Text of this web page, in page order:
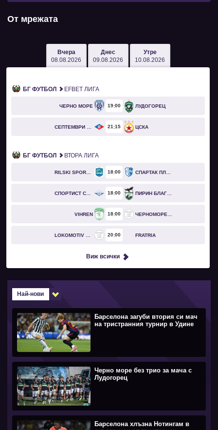
От мрежата
Вчера
08.08.2026
Днес
09.08.2026
Утре
10.08.2026
БГ ФУТБОЛ EFBET ЛИГА
ЧЕРНО МОРЕ 19 00 ЛУДОГОРЕЦ
21 15 ЦСКА
БГ ФУТБОЛ ВТОРА ЛИГА
RILSKI SPORTIST 18 00 СПАРТАК ПЛЕВЕН
СПОРТИСТ СВОГЕ 18 00 ПИРИН БЛАГОЕВГРАД
VIHREN 18 00
20 00 FRATRIA
Виж всички
Най-нови
Барселона загуби втория си мач
на тристранния турнир в Удине
Черно море без трио за мача с
Лудогорец
Барселона хлъзна Нотингам в